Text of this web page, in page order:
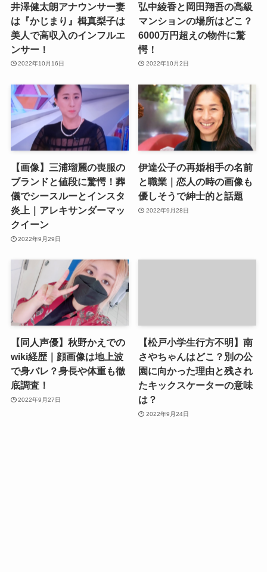
井澤健太朗アナウンサー妻
は『かじまり』楫真梨子は
美人で高収入のインフルエ
ンサー！
2022年10月16日
弘中綾香と岡田翔吾の高級
マンションの場所はどこ？
6000万円超えの物件に驚
愕！
2022年10月2日
【画像】三浦瑠麗の喪服の
ブランドと値段に驚愕！葬
儀でシースルーとインスタ
炎上｜アレキサンダーマッ
クイーン
2022年9月29日
伊達公子の再婚相手の名前
と職業｜恋人の時の画像も
優しそうで紳士的と話題
2022年9月28日
【同人声優】秋野かえでの
wiki経歴｜顔画像は地上波
で身バレ？身長や体重も徹
底調査！
2022年9月27日
【松戸小学生行方不明】南
さやちゃんはどこ？別の公
園に向かった理由と残され
たキックスケーターの意味
は？
2022年9月24日